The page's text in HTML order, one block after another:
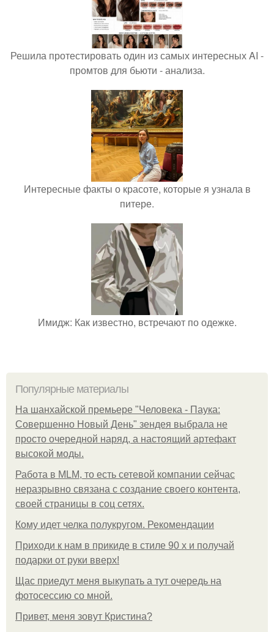
Решила протестировать один из самых интересных AI -
промтов для бьюти - анализа.
Интересные факты о красоте, которые я узнала в
питере.
Имидж: Как известно, встречают по одежке.
Популярные материалы
На шанхайской премьере "Человека - Паука:
Совершенно Новый День" зендея выбрала не
просто очередной наряд, а настоящий артефакт
высокой моды.
Работа в MLM, то есть сетевой компании сейчас
неразрывно связана с создание своего контента,
своей страницы в соц сетях.
Кому идет челка полукругом. Рекомендации
Приходи к нам в прикиде в стиле 90 х и получай
подарки от руки вверх!
Щас приедут меня выкупать а тут очередь на
фотосессию со мной.
Привет, меня зовут Кристина?